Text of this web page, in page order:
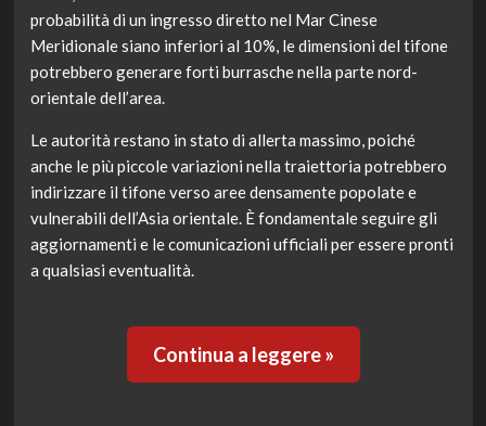
probabilità di un ingresso diretto nel Mar Cinese
Meridionale siano inferiori al 10%, le dimensioni del tifone
potrebbero generare forti burrasche nella parte nord-
orientale dell’area.
Le autorità restano in stato di allerta massimo, poiché
anche le più piccole variazioni nella traiettoria potrebbero
indirizzare il tifone verso aree densamente popolate e
vulnerabili dell’Asia orientale. È fondamentale seguire gli
aggiornamenti e le comunicazioni ufficiali per essere pronti
a qualsiasi eventualità.
Continua a leggere »